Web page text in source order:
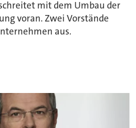
mit dem Umbau der
voran. Zwei Vorstände
aus.